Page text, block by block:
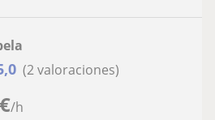
€/h
(2 valoraciones)